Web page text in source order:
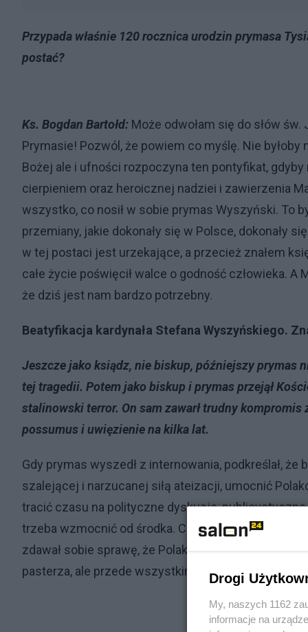
Przypada właśnie 120 rocznica urodzin prymasa
postać?
Ks. Bogdan Bartołd: Może odwołam się do słów św.
Prymasie! Pozwól, że powiem co myślę. Nie
Bożej ale i ufności rozpoczyna ten pontyfikat,
cierpieniem oraz heroicznej nadziei i zawierzenia
wszystko, co nosił w sobie prymas Wyszyński. To
przemiany, jakie dokonały się w Polsce, dokonały
w tej postaci jest urzekające, a przecież znałem
całe życie poświęcił walce o godność człowieka.
że dziś jest nam bardzo potrzebny.
Beatyfikacja kardynała Stefana Wyszyńskiego.
Jeszcze jako ksiądz, nie biskup, późniejszy prymas
tej tragedii. Potem jako biskup i prymas przejął
stalinowski terror. On sam zawarł trudny kompromis
possumus i uwięzienie na kilka lat.
Gdy prymas wyszedł z internowania, podkreślał,
szalejącej i narzucanej siłą ateizacji, umocnić
tracić czasu na polityczne dyskusje,
trzeba wzmocnić od środka. Cały jego program
zdawał sobie sprawę, że Polakom trzeba
pasterza, ale przede wszystkim był on dla nas ojcem
Drogi
My, naszych 1162
informacje na